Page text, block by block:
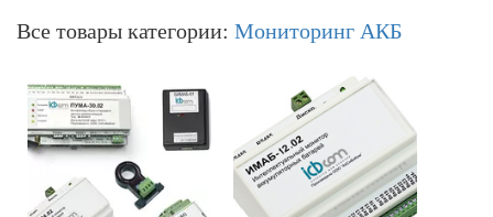
Все товары категории: Мониторинг АКБ